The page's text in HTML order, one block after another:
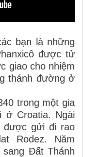
bạn là những
được tử
giao cho nhiệm
thánh đường ở
trong một gia
ở Croatia. Ngài
được gửi đi rao
Rodez. Năm
Ðất Thánh